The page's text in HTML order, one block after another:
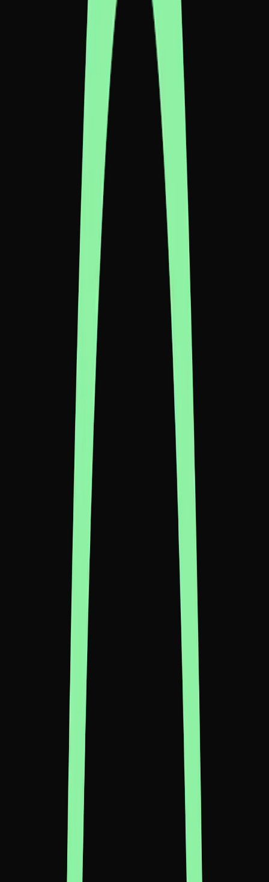
🏆 Key Contribution Award
Real-time Dialogic Image Generation
A Era Sintética não é sobre comandos. É sobre Diálogo e
InnovArt 2026: Featured in Binnovative Innovation Book Series